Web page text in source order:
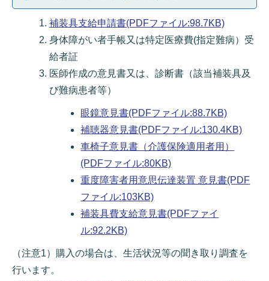
補装具支給申請書(PDFファイル:98.7KB)
身体障がい者手帳又は特定医療費(指定難病）受
給者証
医師作成の意見書又は、診断書（該当補装具及
び難病患者等）
眼鏡意見書(PDFファイル:88.7KB)
補聴器意見書(PDFファイル:130.4KB)
車椅子意見書（介護保険適用者用）
(PDFファイル:80KB)
重度障害者用意思伝達装置 意見書(PDF
ファイル:103KB)
補装具費支給意見書(PDFファイ
ル:92.2KB)
（注意1）購入の場合は、生活状況等の聞き取り調査を
行います。